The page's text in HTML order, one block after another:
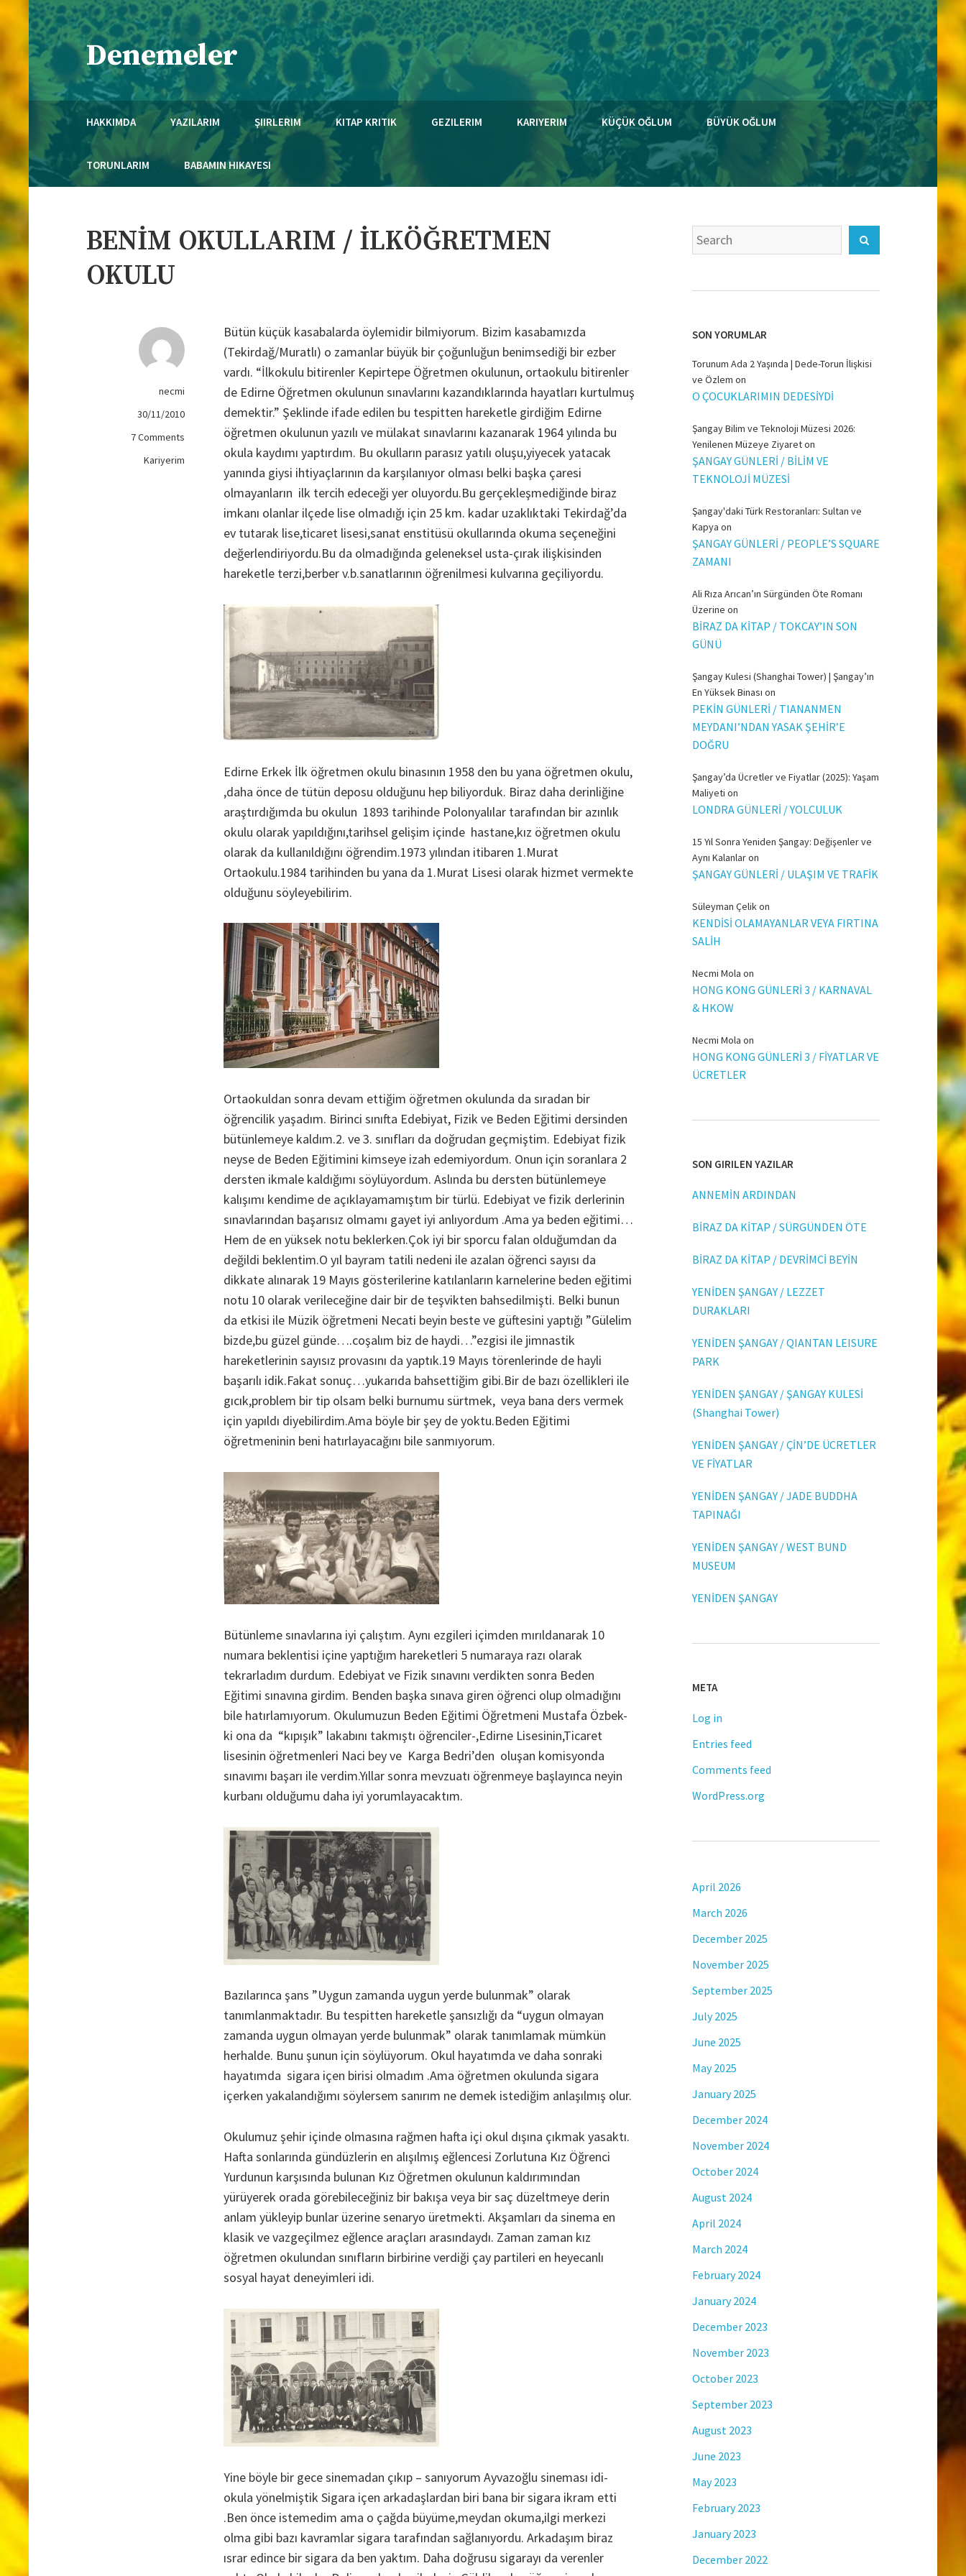
Skip
to
content
Denemeler
Necmi Mola'nın Kaleminden..
HAKKIMDA YAZILARIM ŞIIRLERIM KITAP KRITIK GEZILERIM KARIYERIM KÜÇÜK OĞLUM BÜYÜK OĞLUM
TORUNLARIM BABAMIN HIKAYESI
BENİM OKULLARIM / İLKÖĞRETMEN
OKULU
necmi
30/11/2010
7 Comments
OKULLARIM
İLKÖĞRETMEN
Kariyerim
Bütün küçük kasabalarda öylemidir bilmiyorum. Bizim kasabamızda
(Tekirdağ/Muratlı) o zamanlar büyük bir çoğunluğun benimsediği bir ezber
vardı. “İlkokulu bitirenler Kepirtepe Öğretmen okulunun, ortaokulu bitirenler
de Edirne Öğretmen okulunun sınavlarını kazandıklarında hayatları kurtulmuş
demektir.” Şeklinde ifade edilen bu tespitten hareketle girdiğim Edirne
öğretmen okulunun yazılı ve mülakat sınavlarını kazanarak 1964 yılında bu
okula kaydımı yaptırdım. Bu okulların parasız yatılı oluşu,yiyecek yatacak
yanında giysi ihtiyaçlarının da karşılanıyor olması belki başka çaresi
olmayanların ilk tercih edeceği yer oluyordu.Bu gerçekleşmediğinde biraz
imkanı olanlar ilçede lise olmadığı için 25 km. kadar uzaklıktaki Tekirdağ’da
ev tutarak lise,ticaret lisesi,sanat enstitüsü okullarında okuma seçeneğini
değerlendiriyordu.Bu da olmadığında geleneksel usta-çırak ilişkisinden
hareketle terzi,berber v.b.sanatlarının öğrenilmesi kulvarına geçiliyordu.
Edirne Erkek İlk öğretmen okulu binasının 1958 den bu yana öğretmen okulu,
,daha önce de tütün deposu olduğunu hep biliyorduk. Biraz daha derinliğine
araştırdığımda bu okulun 1893 tarihinde Polonyalılar tarafından bir azınlık
okulu olarak yapıldığını,tarihsel gelişim içinde hastane,kız öğretmen okulu
olarak da kullanıldığını öğrendim.1973 yılından itibaren 1.Murat
Ortaokulu.1984 tarihinden bu yana da 1.Murat Lisesi olarak hizmet vermekte
olduğunu söyleyebilirim.
Ortaokuldan sonra devam ettiğim öğretmen okulunda da sıradan bir
öğrencilik yaşadım. Birinci sınıfta Edebiyat, Fizik ve Beden Eğitimi dersinden
bütünlemeye kaldım.2. ve 3. sınıfları da doğrudan geçmiştim. Edebiyat fizik
neyse de Beden Eğitimini kimseye izah edemiyordum. Onun için soranlara 2
dersten ikmale kaldığımı söylüyordum. Aslında bu dersten bütünlemeye
kalışımı kendime de açıklayamamıştım bir türlü. Edebiyat ve fizik derlerinin
sınavlarından başarısız olmamı gayet iyi anlıyordum .Ama ya beden eğitimi…
Hem de en yüksek notu beklerken.Çok iyi bir sporcu falan olduğumdan da
değildi beklentim.O yıl bayram tatili nedeni ile azalan öğrenci sayısı da
dikkate alınarak 19 Mayıs gösterilerine katılanların karnelerine beden eğitimi
notu 10 olarak verileceğine dair bir de teşvikten bahsedilmişti. Belki bunun
da etkisi ile Müzik öğretmeni Necati beyin beste ve güftesini yaptığı ”Gülelim
bizde,bu güzel günde….coşalım biz de haydi…”ezgisi ile jimnastik
hareketlerinin sayısız provasını da yaptık.19 Mayıs törenlerinde de hayli
başarılı idik.Fakat sonuç…yukarıda bahsettiğim gibi.Bir de bazı özellikleri ile
gıcık,problem bir tip olsam belki burnumu sürtmek, veya bana ders vermek
için yapıldı diyebilirdim.Ama böyle bir şey de yoktu.Beden Eğitimi
öğretmeninin beni hatırlayacağını bile sanmıyorum.
Bütünleme sınavlarına iyi çalıştım. Aynı ezgileri içimden mırıldanarak 10
numara beklentisi içine yaptığım hareketleri 5 numaraya razı olarak
tekrarladım durdum. Edebiyat ve Fizik sınavını verdikten sonra Beden
Eğitimi sınavına girdim. Benden başka sınava giren öğrenci olup olmadığını
bile hatırlamıyorum. Okulumuzun Beden Eğitimi Öğretmeni Mustafa Özbek-
ki ona da “kıpışık” lakabını takmıştı öğrenciler-,Edirne Lisesinin,Ticaret
lisesinin öğretmenleri Naci bey ve Karga Bedri’den oluşan komisyonda
sınavımı başarı ile verdim.Yıllar sonra mevzuatı öğrenmeye başlayınca neyin
kurbanı olduğumu daha iyi yorumlayacaktım.
Bazılarınca şans ”Uygun zamanda uygun yerde bulunmak” olarak
tanımlanmaktadır. Bu tespitten hareketle şansızlığı da “uygun olmayan
zamanda uygun olmayan yerde bulunmak” olarak tanımlamak mümkün
herhalde. Bunu şunun için söylüyorum. Okul hayatımda ve daha sonraki
hayatımda sigara içen birisi olmadım .Ama öğretmen okulunda sigara
içerken yakalandığımı söylersem sanırım ne demek istediğim anlaşılmış olur.
Okulumuz şehir içinde olmasına rağmen hafta içi okul dışına çıkmak yasaktı.
Hafta sonlarında gündüzlerin en alışılmış eğlencesi Zorlutuna Kız Öğrenci
Yurdunun karşısında bulunan Kız Öğretmen okulunun kaldırımından
yürüyerek orada görebileceğiniz bir bakışa veya bir saç düzeltmeye derin
anlam yükleyip bunlar üzerine senaryo üretmekti. Akşamları da sinema en
klasik ve vazgeçilmez eğlence araçları arasındaydı. Zaman zaman kız
öğretmen okulundan sınıfların birbirine verdiği çay partileri en heyecanlı
sosyal hayat deneyimleri idi.
Yine böyle bir gece sinemadan çıkıp – sanıyorum Ayvazoğlu sineması idi-
okula yönelmiştik Sigara içen arkadaşlardan biri bana bir sigara ikram etti
.Ben önce istemedim ama o çağda büyüme,meydan okuma,ilgi merkezi
olma gibi bazı kavramlar sigara tarafından sağlanıyordu. Arkadaşım biraz
ısrar edince bir sigara da ben yaktım. Daha doğrusu sigarayı da verenler
Search
for:
SON YORUMLAR
Torunum Ada 2 Yaşında | Dede-Torun İlişkisi
ve Özlem on
O ÇOCUKLARIMIN DEDESİYDİ
Şangay Bilim ve Teknoloji Müzesi 2026:
Yenilenen Müzeye Ziyareton
ŞANGAY GÜNLERİ / BİLİM VE
TEKNOLOJİ MÜZESİ
Şangay'daki Türk Restoranları: Sultan ve
Kapya on
ŞANGAY GÜNLERİ / PEOPLE’S SQUARE
ZAMANI
Ali Rıza Arıcan’ın Sürgünden Öte Romanı
Üzerine on
BİRAZ DA KİTAP / TOKCAY’IN SON
GÜNÜ
Şangay Kulesi (Shanghai Tower) | Şangay’ın
En Yüksek Binası on
PEKİN GÜNLERİ / TIANANMEN
MEYDANI’NDAN YASAK ŞEHİR’E
DOĞRU
Şangay’da Ücretler ve Fiyatlar (2025): Yaşam
Maliyeti on
LONDRA GÜNLERİ / YOLCULUK
15 Yıl Sonra Yeniden Şangay: Değişenler ve
Aynı Kalanlaron
ŞANGAY GÜNLERİ / ULAŞIM VE TRAFİK
Süleyman Çelikon
KENDİSİ OLAMAYANLAR VEYA FIRTINA
SALİH
Necmi Mola on
HONG KONG GÜNLERİ 3 / KARNAVAL
& HKOW
Necmi Mola on
HONG KONG GÜNLERİ 3 / FİYATLAR VE
ÜCRETLER
SON GIRILEN YAZILAR
ANNEMİN ARDINDAN
BİRAZ DA KİTAP / SÜRGÜNDEN ÖTE
BİRAZ DA KİTAP / DEVRİMCİ BEYİN
YENİDEN ŞANGAY / LEZZET
DURAKLARI
YENİDEN ŞANGAY / QIANTAN LEISURE
PARK
YENİDEN ŞANGAY / ŞANGAY KULESİ
(Shanghai Tower)
YENİDEN ŞANGAY / ÇİN’DE ÜCRETLER
VE FİYATLAR
YENİDEN ŞANGAY / JADE BUDDHA
TAPINAĞI
YENİDEN ŞANGAY / WEST BUND
MUSEUM
YENİDEN ŞANGAY
META
Log in
Entries feed
Comments feed
WordPress.org
April 2026
March 2026
December 2025
November 2025
September 2025
July 2025
June 2025
May 2025
January 2025
December 2024
November 2024
October 2024
August 2024
April 2024
March 2024
February 2024
January 2024
December 2023
November 2023
October 2023
September 2023
August 2023
June 2023
May 2023
February 2023
January 2023
December 2022